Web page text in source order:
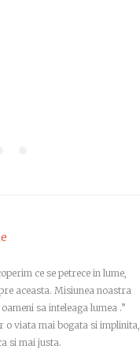
ce se petrece in lume,
aceasta. Misiunea noastra
sa inteleaga lumea .”
viata mai bogata si implinita,
si mai justa.